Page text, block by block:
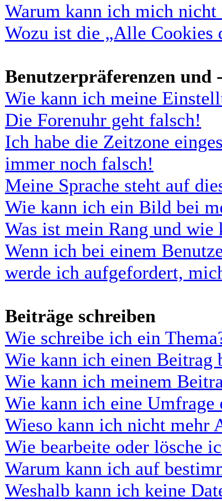
Warum kann ich mich nicht
Wozu ist die „Alle Cookies
Benutzerpräferenzen und
Wie kann ich meine
Die Forenuhr geht falsch!
Ich habe die Zeitzone
immer noch falsch!
Meine Sprache steht auf
Wie kann ich ein Bild bei
Was ist mein Rang und wie
Wenn ich bei einem
werde ich aufgefordert,
Beiträge schreiben
Wie schreibe ich ein
Wie kann ich einen Beitrag
Wie kann ich meinem
Wie kann ich eine Umfrage
Wieso kann ich nicht mehr
Wie bearbeite oder lösche
Warum kann ich auf
Weshalb kann ich keine